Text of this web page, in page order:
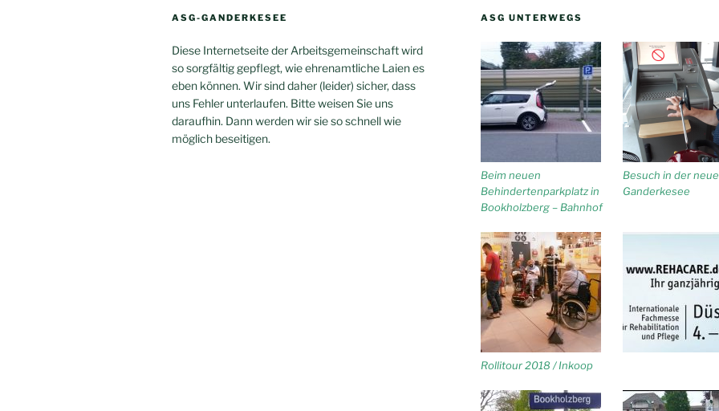
ASG-GANDERKESEE
Diese Internetseite der Arbeitsgemeinschaft wird
so sorgfältig gepflegt, wie ehrenamtliche Laien es
eben können. Wir sind daher (leider) sicher, dass
uns Fehler unterlaufen. Bitte weisen Sie uns
daraufhin. Dann werden wir sie so schnell wie
möglich beseitigen.
ASG UNTERWEGS
Beim neuen
Behindertenparkplatz in
Bookholzberg – Bahnhof
Besuch in der
Ganderkesee
Rollitour 2018 / Inkoop